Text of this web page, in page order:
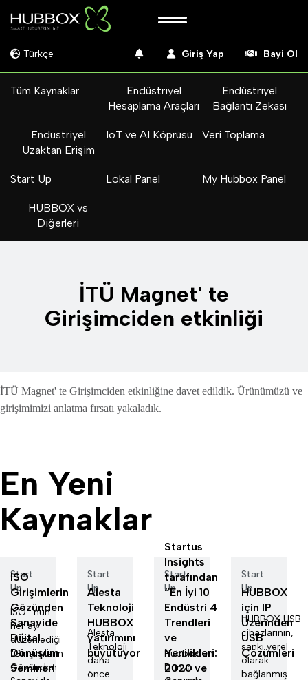
Türkçe Giriş Yap Bayi Ol
Tüm Kaynaklar
Endüstriyel
Hesaplama Araçları
Endüstriyel
Bağlantı Zekası
Endüstriyel
Uzaktan Erişim
IoT ve AI Köprüsü Veri Toplama
Start Up Lokal Panel My Hubbox Panel
HUBBOX vs
Diğerleri
İTÜ Magnet' te
Girişimciden etkinliği
İTÜ Magnet' te Girişimciden etkinliğine davet edildik. Ürünümüzü ve
girişimimizi anlatma fırsatı yakaladık.
En Yeni
Kaynaklar
Start
Up
ISO
Girişimlerin
Gözünden
Sanayide
Dijital
Dönüşüm
Semineri
ISO ' nun
her ay
düzenlediği
"Girişimlerin
Gözünden
Start
Up
Alesta
Teknoloji
HUBBOX
yatırımını
büyütüyor
Alesta
Teknoloji
daha
önce
Start
Up
Startus
Insights
tarafından
‘’En İyi 10
Endüstri 4
Trendleri
ve
Yenilikleri:
2020 ve
Hubbox’un
Dünya
Start
Up
HUBBOX
için IP
Üzerinden
USB
Çözümleri
HUBBOX USB
cihazlarının,
sanki yerel
olarak
bağlanmış